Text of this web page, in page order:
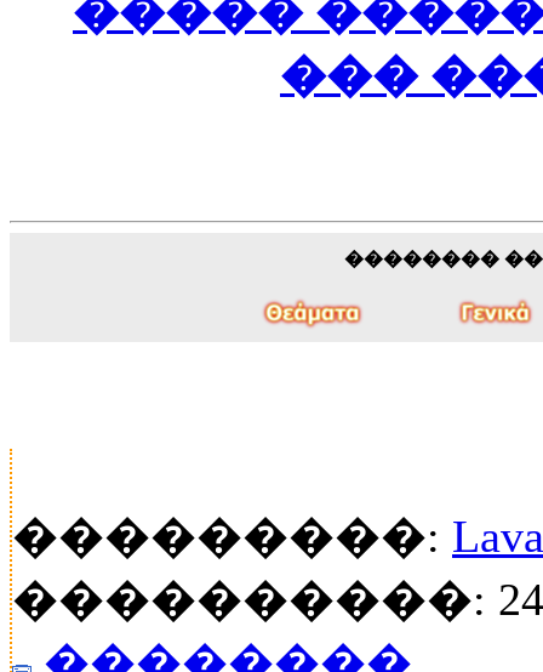
�����
���
��������
���������:
����������: